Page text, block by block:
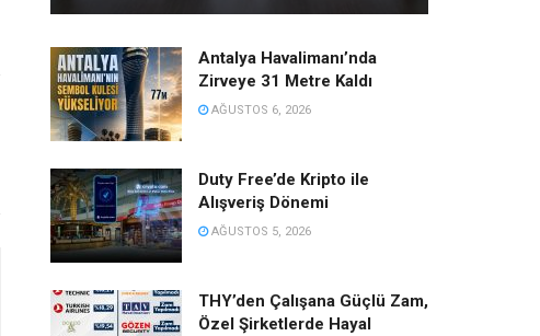
Antalya Havalimanı’nda
Zirveye 31 Metre Kaldı
AĞUSTOS 6, 2026
Duty Free’de Kripto ile
Alışveriş Dönemi
AĞUSTOS 5, 2026
THY’den Çalışana Güçlü Zam,
Özel Şirketlerde Hayal